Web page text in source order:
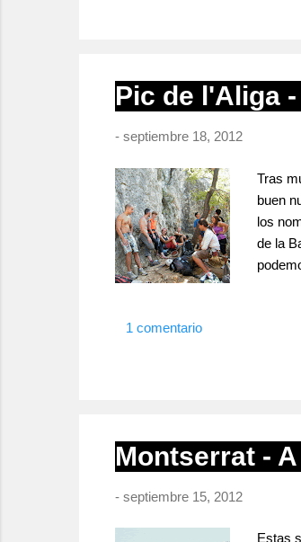
Pic de l'Aliga
- septiembre 18, 2012
Tras
buen
los
de la
1 comentario
Montserrat -
- septiembre 15, 2012
Estas